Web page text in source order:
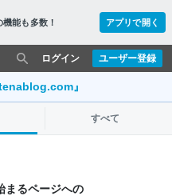
能も多数！ アプリで開く
ユーザー登録
ログイン
』
すべて
まるページへの